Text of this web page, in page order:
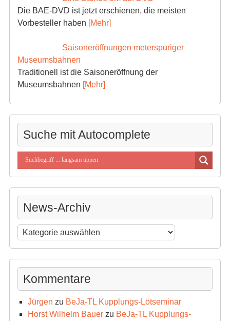
Die BAE-DVD ist jetzt erschienen, die meisten
Vorbesteller haben [Mehr]
Saisoneröffnungen meterspuriger
Museumsbahnen
Traditionell ist die Saisoneröffnung der
Museumsbahnen [Mehr]
Suche mit Autocomplete
News-Archiv
News-
Archiv
Kommentare
Jürgen zu BeJa-TL Kupplungs-Lötseminar
Horst Wilhelm Bauerzu BeJa-TL Kupplungs-